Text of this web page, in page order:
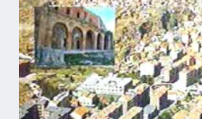
DE
LAURA
ECEIZA
NEBREDA